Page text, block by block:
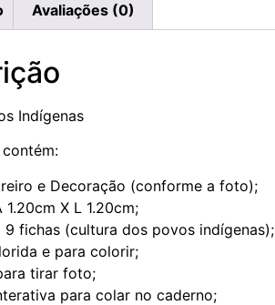
Avaliações (0)
Indígenas
e Decoração (conforme a foto);
1.20cm X L 1.20cm;
9 fichas (cultura dos povos indígenas);
e para colorir;
tirar foto;
para colar no caderno;